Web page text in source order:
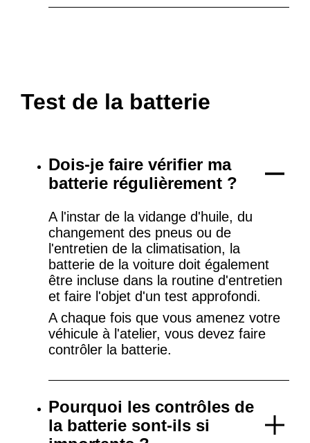
Test de la batterie
Dois-je faire vérifier ma
batterie régulièrement ?
A l'instar de la vidange d'huile, du
changement des pneus ou de
l'entretien de la climatisation, la
batterie de la voiture doit également
être incluse dans la routine d'entretien
et faire l'objet d'un test approfondi.
A chaque fois que vous amenez votre
véhicule à l'atelier, vous devez faire
contrôler la batterie.
Pourquoi les contrôles de
la batterie sont-ils si